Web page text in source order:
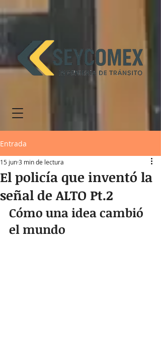
Entrada
El policía que inventó la
señal de ALTO Pt.2
15 jun3 min de lectura
Cómo una idea cambió
el mundo